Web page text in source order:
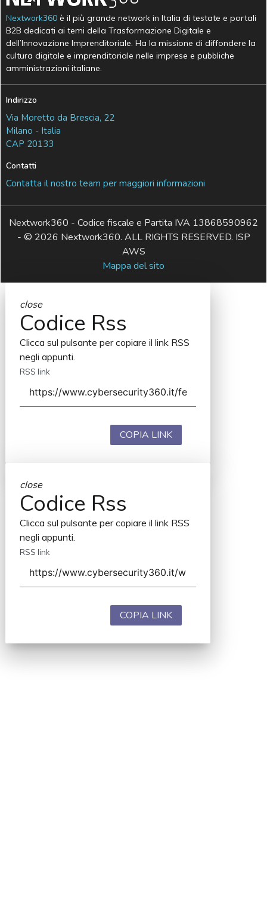
Nextwork360 è il più grande network in Italia di testate e portali
B2B dedicati ai temi della Trasformazione Digitale e
dell’Innovazione Imprenditoriale. Ha la missione di diffondere la
cultura digitale e imprenditoriale nelle imprese e pubbliche
amministrazioni italiane.
Indirizzo
Via Moretto da Brescia, 22
Milano - Italia
CAP 20133
Contatti
Contatta il nostro team per maggiori informazioni
Nextwork360 - Codice fiscale e Partita IVA 13868590962
- © 2026 Nextwork360. ALL RIGHTS RESERVED. ISP
AWS
Mappa del sito
close
Codice Rss
Clicca sul pulsante per copiare il link RSS
negli appunti.
RSS link
COPIA LINK
close
Codice Rss
Clicca sul pulsante per copiare il link RSS
negli appunti.
RSS link
COPIA LINK